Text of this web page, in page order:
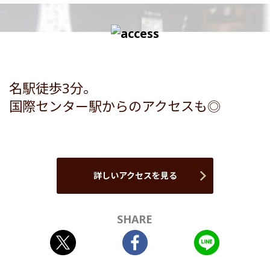
名駅徒歩3分。
国際センター駅からのアクセスも◎
詳しいアクセスを見る
SHARE